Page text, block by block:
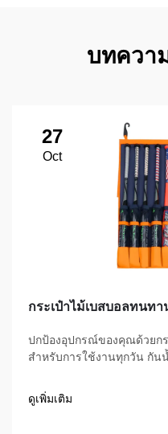
บทควา
27
Oct
กระเป๋าไม้เบสบอลทนท
ปกป้องอุปกรณ์ของคุณด้วยกร
สำหรับการใช้งานทุกวัน กัน
ซ้อม ช้อปเลยวันนี้
ดูเพิ่มเติม